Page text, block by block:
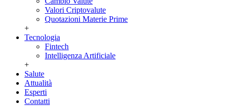
Valori Criptovalute
Quotazioni Materie Prime
+
Tecnologia
Fintech
Intelligenza Artificiale
+
Salute
Attualità
Esperti
Contatti